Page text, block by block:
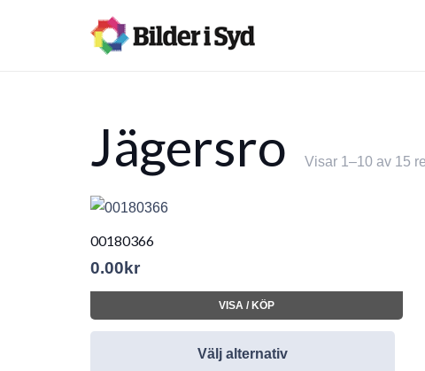
Jägersro Visar 1–10 av 15
00180366
0.00 kr
VISA / KÖP
Välj alternativ